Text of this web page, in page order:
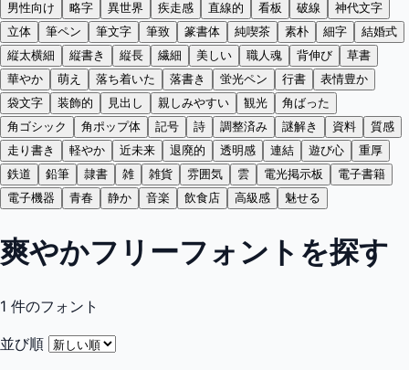
男性向け
略字 異世界 疾走感 直線的 看板 破線
神代文字
立体
筆ペン 筆文字 筆致 篆書体 純喫茶 素朴 細字
結婚式
縦太横細
縦書き 縦長 繊細 美しい 職人魂 背伸び
草書
華やか
萌え 落ち着いた 落書き 蛍光ペン 行書
表情豊か
袋文字
装飾的 見出し 親しみやすい 観光
角ばった
角ゴシック
角ポップ体 記号 詩 調整済み 謎解き 資料
質感
走り書き
軽やか 近未来 退廃的 透明感 連結 遊び心
重厚
鉄道
鉛筆 隷書 雑 雑貨 雰囲気 雲 電光掲示板
電子書籍
電子機器
青春 静か 音楽 飲食店 高級感 魅せる
爽やかフリーフォントを探す
1 件のフォント
並び順